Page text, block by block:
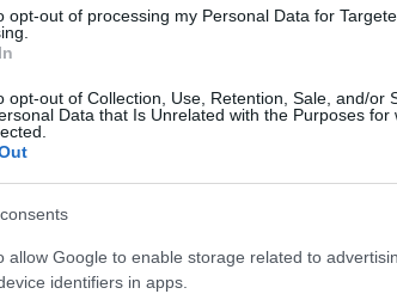
opt-out of processing my Personal Data for
opt-out of Collection, Use, Retention, Sale, and/or
Data that Is Unrelated with the Purposes for
allow Google to enable storage related to
identifiers in apps.
/ Unsplash